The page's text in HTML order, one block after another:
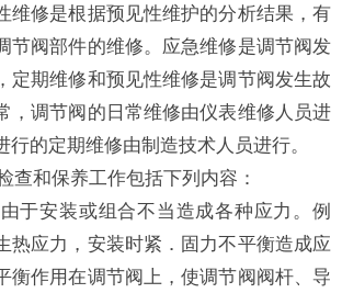
维修是根据预见性维护的分析结果，有
节阀部件的维修。应急维修是调节阀发
定期维修和预见性维修是调节阀发生故
，调节阀的日常维修由仪表维修人员进
行的定期维修由制造技术人员进行。
和保养工作包括下列内容：
于安装或组合不当造成各种应力。例
热应力，安装时紧．固力不平衡造成应
衡作用在调节阀上，使调节阀阀杆、导